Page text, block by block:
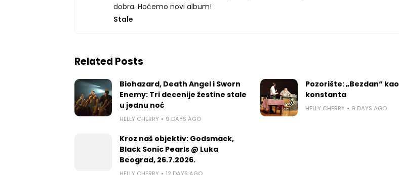
dobra. Hoćemo novi album!
Stale
Related Posts
Biohazard, Death Angel i Sworn
Enemy: Tri decenije žestine stale
u jednu noć
HELLY CHERRY 9 DAYS AGO
Pozorište: „Bezdan“ kao
konstanta
HELLY CHERRY 9 DAYS AGO
Kroz naš objektiv: Godsmack,
Black Sonic Pearls @ Luka
Beograd, 26.7.2026.